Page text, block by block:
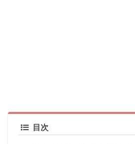
目次